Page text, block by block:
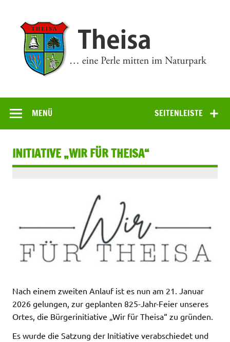
springen
SEITENLEISTE
MENÜ
INITIATIVE „WIR FÜR THEISA“
Nach einem zweiten Anlauf ist es nun am 21. Januar
2026 gelungen, zur geplanten 825-Jahr-Feier unseres
Ortes, die Bürgerinitiative „Wir für Theisa“ zu gründen.
Es wurde die Satzung der Initiative verabschiedet und